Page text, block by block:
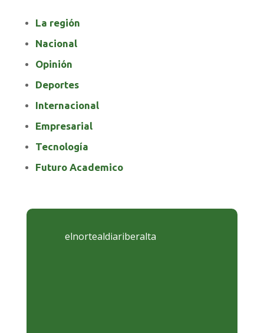
La región
Nacional
Opinión
Deportes
Internacional
Empresarial
Tecnología
Futuro Academico
elnortealdiariberalta